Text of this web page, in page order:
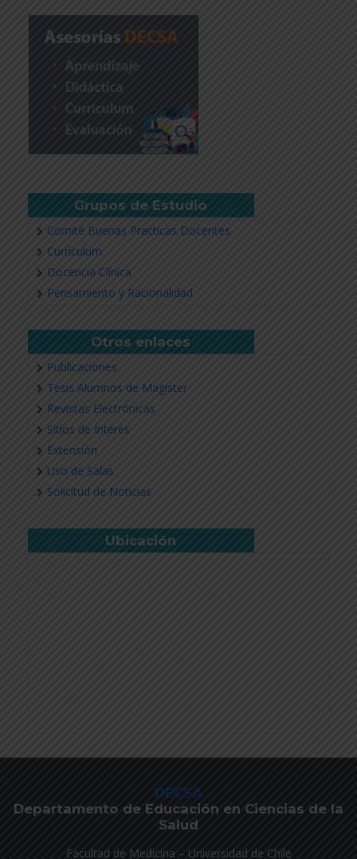
Grupos de Estudio
Comité Buenas Practicas Docentes
Currículum
Docencia Clínica
Pensamiento y Racionalidad
Otros enlaces
Publicaciones
Tesis Alumnos de Magíster
Revistas Electrónicas
Sitios de Interés
Extensión
Uso de Salas
Solicitud de Noticias
Ubicación
DECSA
Departamento de Educación en Ciencias de la
Salud
Facultad de Medicina – Universidad de Chile
Revisar más información